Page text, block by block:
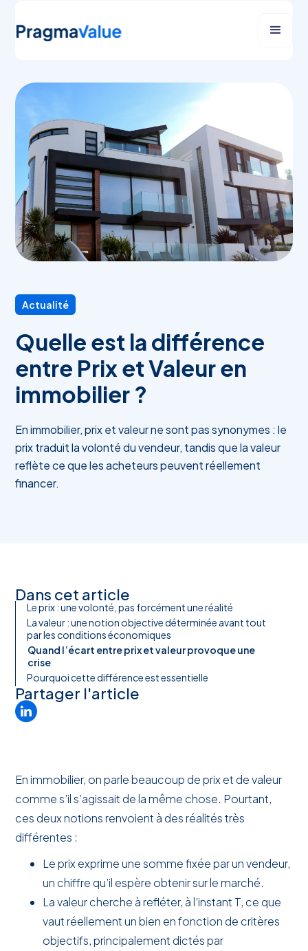
Actualité
Quelle est la différence
entre Prix et Valeur en
immobilier ?
En immobilier, prix et valeur ne sont pas synonymes : le
prix traduit la volonté du vendeur, tandis que la valeur
reflète ce que les acheteurs peuvent réellement
financer.
Dans cet article
Le prix : une volonté, pas forcément une réalité
La valeur : une notion objective déterminée avant tout
par les conditions économiques
Quand l’écart entre prix et valeur provoque une
crise
Pourquoi cette différence est essentielle
Partager l'article
En immobilier, on parle beaucoup de prix et de valeur
comme s’il s’agissait de la même chose. Pourtant,
ces deux notions renvoient à des réalités très
différentes :
Le prix exprime une somme fixée par un vendeur,
un chiffre qu’il espère obtenir sur le marché.
La valeur cherche à refléter, à l’instant T, ce que
vaut réellement un bien en fonction de critères
objectifs, principalement dictés par